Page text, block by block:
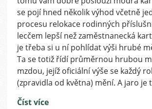
v
se pojí hned několik výhod včetně
procesu relokace rodinných
lecčem lepší než zaměstnanecká
je třeba si u ní pohlídat výši hrubé
Ta se totiž řídí průměrnou hrubou
mzdou, jejíž oficiální výše se každý
(zpravidla od května) mění. A jaro je
Číst více